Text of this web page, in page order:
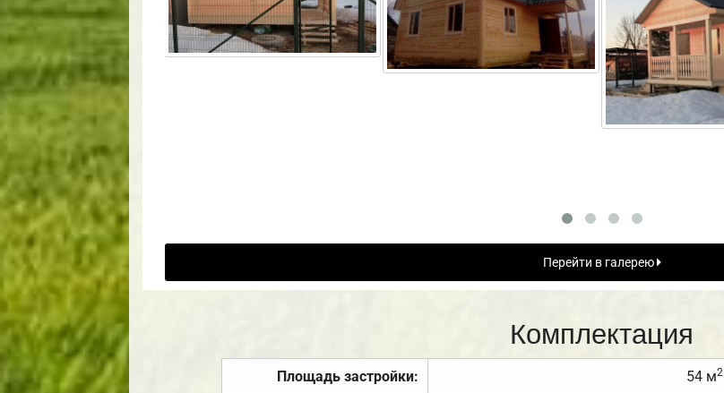
Перейти в галерею
Комплектация
Площадь застройки: 54 м2